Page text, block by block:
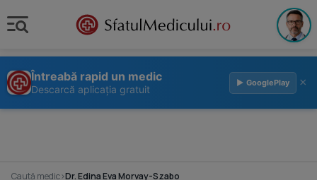
Întreabă rapid un medic
Descarcă aplicația gratuit
▶ GooglePlay ×
Caută medic›Dr. Edina Eva Morvay-Szabo